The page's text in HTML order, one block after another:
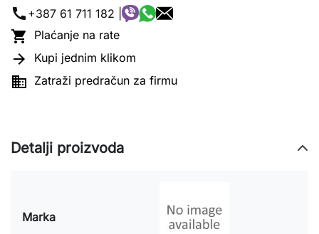
call +387 61 711 182 |
 Plaćanje na rate
 Kupi jednim klikom
 Zatraži predračun za firmu
Detalji proizvoda
Marka